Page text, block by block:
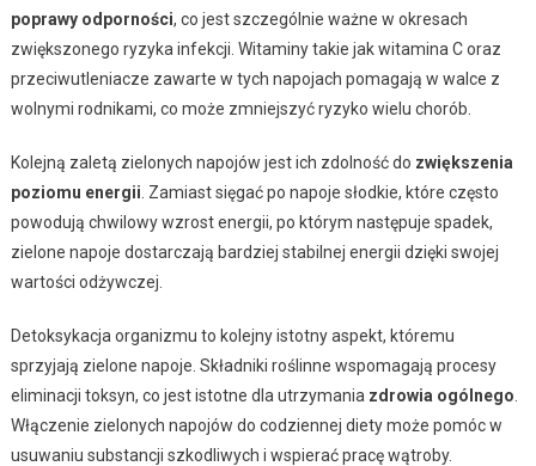
poprawy odporności, co jest szczególnie ważne w okresach
zwiększonego ryzyka infekcji. Witaminy takie jak witamina C oraz
przeciwutleniacze zawarte w tych napojach pomagają w walce z
wolnymi rodnikami, co może zmniejszyć ryzyko wielu chorób.
Kolejną zaletą zielonych napojów jest ich zdolność do zwiększenia
poziomu energii . Zamiast sięgać po napoje słodkie, które często
powodują chwilowy wzrost energii, po którym następuje spadek,
zielone napoje dostarczają bardziej stabilnej energii dzięki swojej
wartości odżywczej.
Detoksykacja organizmu to kolejny istotny aspekt, któremu
sprzyjają zielone napoje. Składniki roślinne wspomagają procesy
eliminacji toksyn, co jest istotne dla utrzymania zdrowia ogólnego
Włączenie zielonych napojów do codziennej diety może pomóc w
usuwaniu substancji szkodliwych i wspierać pracę wątroby.